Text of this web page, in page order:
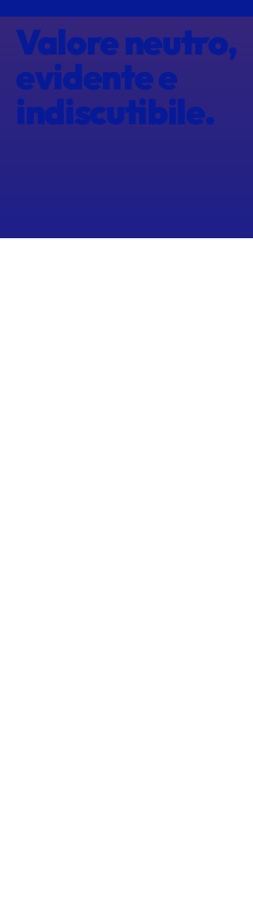
Valore neutro,
evidente e
indiscutibile.